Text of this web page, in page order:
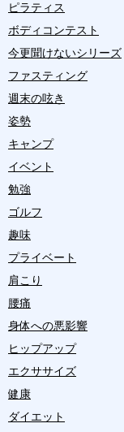
ピラティス
ボディコンテスト
今更聞けないシリーズ
ファスティング
週末の呟き
姿勢
キャンプ
イベント
勉強
ゴルフ
趣味
プライベート
肩こり
腰痛
身体への悪影響
ヒップアップ
エクササイズ
健康
ダイエット